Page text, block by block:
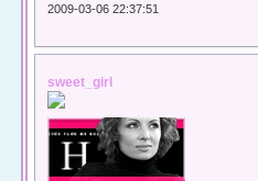
2009-03-06 22:37:51
sweet_girl